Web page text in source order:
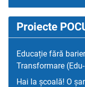
Proiecte
Educație fără
Transformare
Hai la școală! O